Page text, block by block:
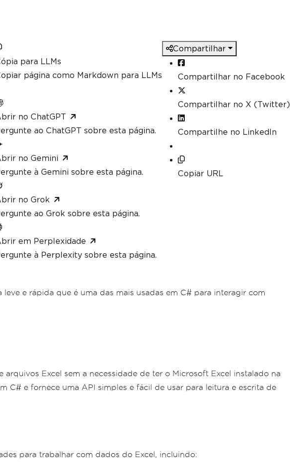
para LLMs
página como Markdown para LLMs
no ChatGPT
ao ChatGPT sobre esta página.
no Gemini
à Gemini sobre esta página.
no Grok
ao Grok sobre esta página.
em Perplexidade
à Perplexity sobre esta página.
Compartilhar
Compartilhar no Facebook
Compartilhar no X (Twitter)
Compartilhe no LinkedIn
Copiar URL
leve e rápida que é uma das mais usadas em C# para interagir com
Excel sem a necessidade de ter o Microsoft Excel instalado na
C# e fornece uma API simples e fácil de usar para leitura e escrita de
para trabalhar com dados do Excel, incluindo: